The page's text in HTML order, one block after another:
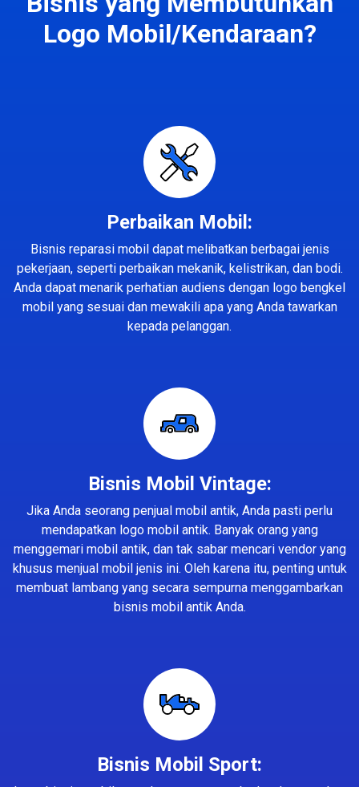
Logo Mobil/Kendaraan?
Perbaikan Mobil:
Bisnis reparasi mobil dapat melibatkan berbagai jenis
pekerjaan, seperti perbaikan mekanik, kelistrikan, dan bodi.
Anda dapat menarik perhatian audiens dengan logo bengkel
mobil yang sesuai dan mewakili apa yang Anda tawarkan
kepada pelanggan.
Bisnis Mobil Vintage:
Jika Anda seorang penjual mobil antik, Anda pasti perlu
mendapatkan logo mobil antik. Banyak orang yang
menggemari mobil antik, dan tak sabar mencari vendor yang
khusus menjual mobil jenis ini. Oleh karena itu, penting untuk
membuat lambang yang secara sempurna menggambarkan
bisnis mobil antik Anda.
Bisnis Mobil Sport: